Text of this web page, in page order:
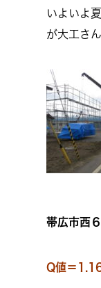
いよいよ
が大工さ
帯広市西
Q値＝